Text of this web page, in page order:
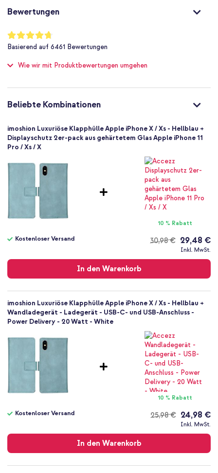
Standardfunktion in der Hülle
Geldscheine? Dann entscheide dich für die Kunstleder Luxe
Nicht zutreffend
Schutz bis zu 1 m
Hoch
Nein
imoshion
iPXs40235304
Hellblau
Kein
Smartphone
Hülle
Bewertungen
Bewertung:
94
%
of
Basierend auf 6461 Bewertungen
Wie wir mit Produktbewertungen umgehen
Beliebte Kombinationen
imoshion Luxuriöse Klapphülle Apple iPhone X / Xs - Hellblau +
Displayschutz 2er-pack aus gehärtetem Glas Apple iPhone 11
Pro / Xs / X
10 % Rabatt
30,98 €
Kostenloser Versand 29,48 €
Inkl. MwSt.
In den Warenkorb
Versand
imoshion Luxuriöse Klapphülle Apple iPhone X / Xs - Hellblau +
Wandladegerät - Ladegerät - USB-C- und USB-Anschluss -
Power Delivery - 20 Watt - White
10 % Rabatt
25,98 €
Kostenloser Versand 24,98 €
Inkl. MwSt.
In den Warenkorb
Versand